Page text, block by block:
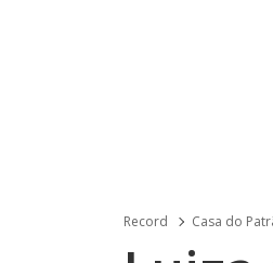
Record Casa do